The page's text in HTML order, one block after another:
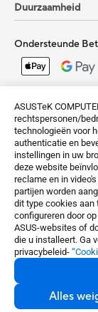
ASUSTeK
rechtspersonen/
technologieën voor
authenticatie en
instellingen in uw
deze website
reclame en in
partijen worden
dit type cookies aan
configureren door
ASUS-websites of
die u installeert. Ga
privacybeleid-
Alles
Duurzaamheid
Ondersteunde
Netherlands /
©ASUSTeK